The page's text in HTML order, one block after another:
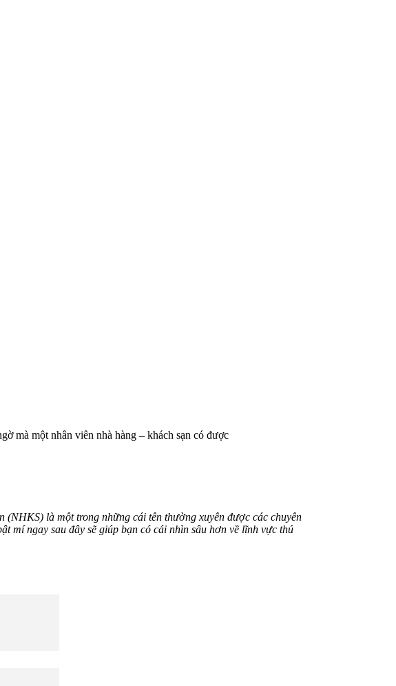
mà một nhân viên nhà hàng – khách sạn có được
là một trong những cái tên thường xuyên được các chuyên
mí ngay sau đây sẽ giúp bạn có cái nhìn sâu hơn về lĩnh vực thú